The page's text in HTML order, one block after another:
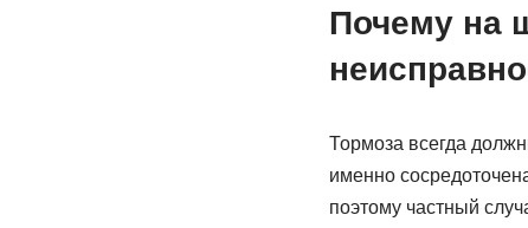
Почему на
Тормоза всегда
именно
поэтому частный